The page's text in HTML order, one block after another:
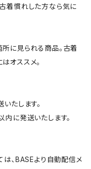
着慣れした方なら気に
に見られる商品。古着
オススメ。
たします。
に発送いたします。
は、BASEより自動配信メ